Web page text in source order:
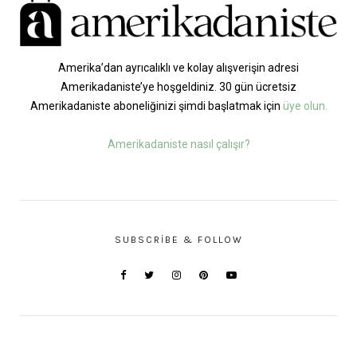
Amerika’dan ayrıcalıklı ve kolay alışverişin adresi
Amerikadaniste’ye hoşgeldiniz. 30 gün ücretsiz
Amerikadaniste aboneliğinizi şimdi başlatmak için üye olun.
Amerikadaniste nasıl çalışır?
SUBSCRIBE & FOLLOW